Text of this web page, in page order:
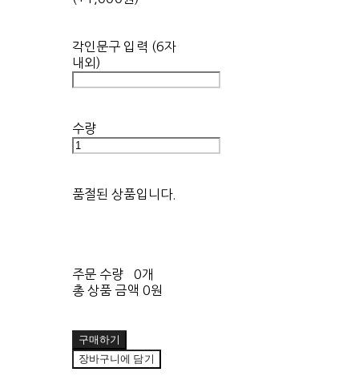
각인문구 입력 (6자
내외)
수량
품절된 상품입니다.
주문 수량
0개
총 상품 금액 0원
구매하기
장바구니에 담기